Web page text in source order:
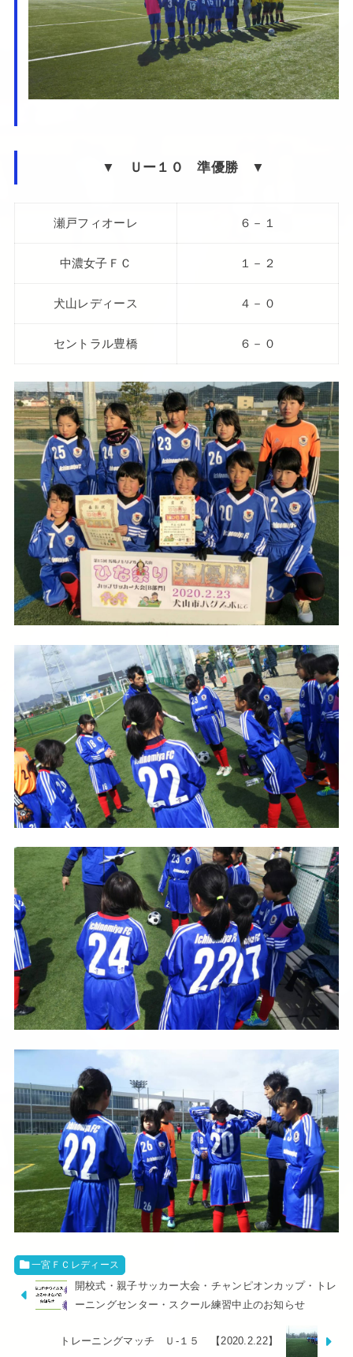
▼ Ｕー１０ 準優勝 ▼
瀬戸フィオーレ ６－１
中濃女子ＦＣ １－２
犬山レディース ４－０
セントラル豊橋 ６－０
一宮ＦＣレディース
開校式・親子サッカー大会・チャンピオンカップ・トレ
ーニングセンター・スクール練習中止のお知らせ
トレーニングマッチ Ｕ-１５ 【2020.2.22】